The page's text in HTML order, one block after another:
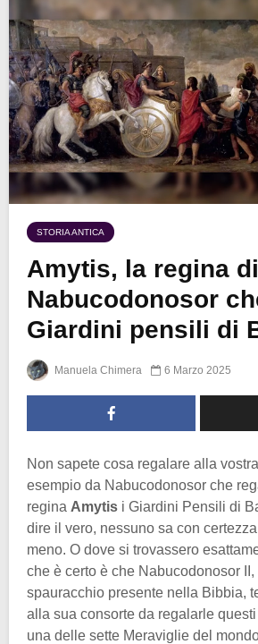
STORIA ANTICA
Amytis, la regina di
Nabucodonosor
Giardini pensili di
Manuela Chimera 6 Marzo 2025
Non sapete cosa regalare alla
esempio da Nabucodonosor che
regina Amytis i Giardini Pensili di
dire il vero, nessuno sa con
meno. O dove si trovassero
che è certo è che Nabucodonosor
spauracchio presente nella Bibbia,
alla sua consorte da regalarle
una delle sette Meraviglie del